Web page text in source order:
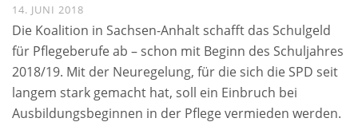
14. JUNI 2018
Die Koalition in Sachsen-Anhalt schafft das Schulgeld
für Pflegeberufe ab – schon mit Beginn des Schuljahres
2018/19. Mit der Neuregelung, für die sich die SPD seit
langem stark gemacht hat, soll ein Einbruch bei
Ausbildungsbeginnen in der Pflege vermieden werden.